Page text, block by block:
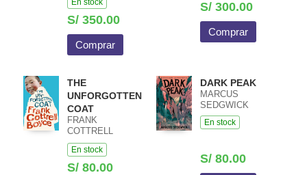
MACIEJ PIETKA
En stock
S/ 350.00
Comprar
S/ 300.00
Comprar
THE
UNFORGOTTEN
COAT
FRANK
COTTRELL
BOYCE
En stock
S/ 80.00
DARK PEAK
MARCUS
SEDGWICK
En stock
S/ 80.00